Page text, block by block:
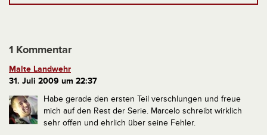
1 Kommentar
Malte Landwehr
31. Juli 2009 um 22:37
Habe gerade den ersten Teil verschlungen und freue
mich auf den Rest der Serie. Marcelo schreibt wirklich
sehr offen und ehrlich über seine Fehler.